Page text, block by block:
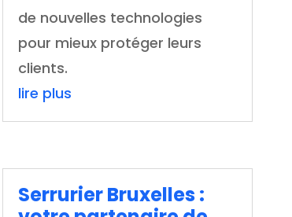
de nouvelles technologies
pour mieux protéger leurs
clients.
lire plus
Serrurier Bruxelles :